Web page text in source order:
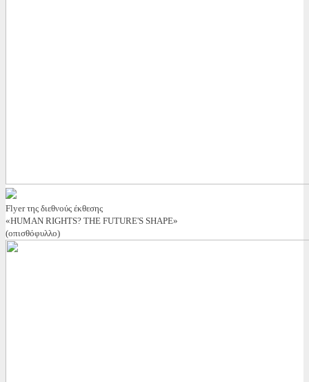
Flyer της διεθνούς έκθεσης
«HUMAN RIGHTS? THE FUTURE'S SHAPE»
(οπισθόφυλλο)